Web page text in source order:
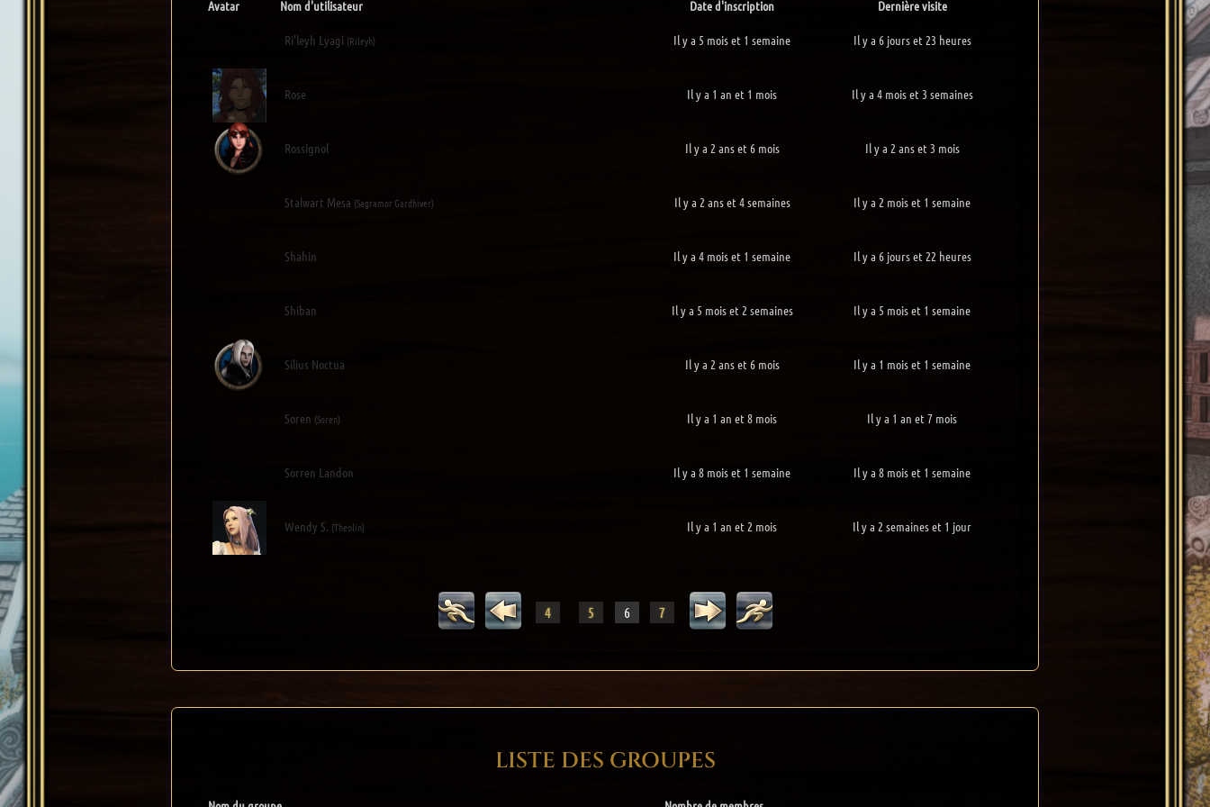
Avatar Nom d'utilisateur Date d'inscription Dernière visite
Ri'leyh Lyagi (Rileyh) Il y a 5 mois et 1 semaine Il y a 6 jours et 23 heures
Rose Il y a 1 an et 1 mois Il y a 4 mois et 3 semaines
Rossignol Il y a 2 ans et 6 mois Il y a 2 ans et 3 mois
Stalwart Mesa (Sagramor Gardhiver) Il y a 2 ans et 4 semaines Il y a 2 mois et 1 semaine
Shahin Il y a 4 mois et 1 semaine Il y a 6 jours et 22 heures
Shiban Il y a 5 mois et 2 semaines Il y a 5 mois et 1 semaine
Silius Noctua Il y a 2 ans et 6 mois Il y a 1 mois et 1 semaine
Soren (Soren) Il y a 1 an et 8 mois Il y a 1 an et 7 mois
Sorren Landon Il y a 8 mois et 1 semaine Il y a 8 mois et 1 semaine
Wendy S. (Theolin) Il y a 1 an et 2 mois Il y a 2 semaines et 1 jour
Déb
ut
Préc
éde
nt
4 5 6 7
Suiv
ant
Fin
LISTE DES GROUPES